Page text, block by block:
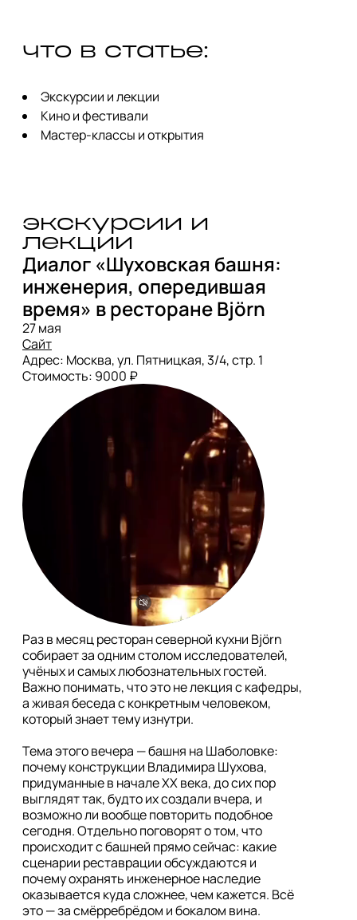
что в статье:
Экскурсии и лекции
Кино и фестивали
Мастер-классы и открытия
экскурсии и
лекции
Диалог «Шуховская башня:
инженерия, опередившая
время» в ресторане Björn
Сайт
Адрес: Москва, ул. Пятницкая, 3/4, стр. 1
Стоимость: 9000 ₽
Раз в месяц ресторан северной кухни Björn
собирает за одним столом исследователей,
учёных и самых любознательных гостей.
Важно понимать, что это не лекция с кафедры,
а живая беседа с конкретным человеком,
который знает тему изнутри.
Тема этого вечера — башня на Шаболовке:
почему конструкции Владимира Шухова,
придуманные в начале XX века, до сих пор
выглядят так, будто их создали вчера, и
возможно ли вообще повторить подобное
сегодня. Отдельно поговорят о том, что
происходит с башней прямо сейчас: какие
сценарии реставрации обсуждаются и
почему охранять инженерное наследие
оказывается куда сложнее, чем кажется. Всё
это — за смёрребрёдом и бокалом вина.